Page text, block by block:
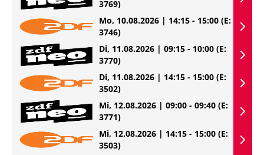
3769)
Mo, 10.08.2026 | 14:15 - 15:00 (E:
3746)
Di, 11.08.2026 | 09:15 - 10:00 (E:
3770)
Di, 11.08.2026 | 14:15 - 15:00 (E:
3502)
Mi, 12.08.2026 | 09:00 - 09:40 (E:
3771)
Mi, 12.08.2026 | 14:15 - 15:00 (E:
3503)